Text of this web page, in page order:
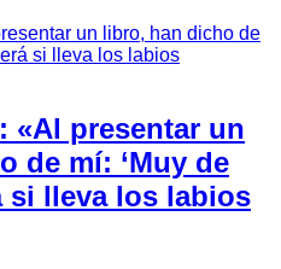
«Al presentar un
de mí: ‘Muy de
si lleva los labios